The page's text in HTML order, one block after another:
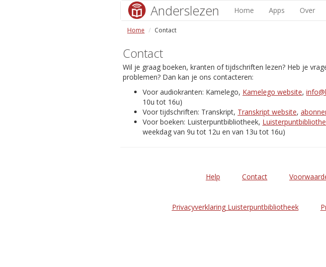
Anderslezen Home Apps Over
Home Contact
Contact
Wil je graag boeken, kranten of tijdschriften lezen? Heb je
problemen? Dan kan je ons contacteren:
Voor audiokranten: Kamelego, Kamelego website,
10u tot 16u)
Voor tijdschriften: Transkript, Transkript website,
Voor boeken: Luisterpuntbibliotheek,
weekdag van 9u tot 12u en van 13u tot 16u)
Help Contact
Privacyverklaring Luisterpuntbibliotheek